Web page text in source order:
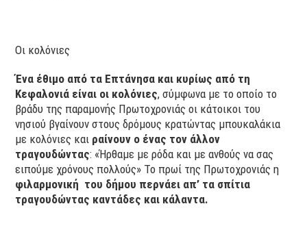
Οι κολόνιες
Ένα έθιμο από τα Επτάνησα και κυρίως από τη
Κεφαλονιά είναι οι κολόνιες, σύμφωνα με το οποίο το
βράδυ της παραμονής Πρωτοχρονιάς οι κάτοικοι του
νησιού βγαίνουν στους δρόμους κρατώντας μπουκαλάκια
με κολόνιες και ραίνουν ο ένας τον άλλον
τραγουδώντας: «Ήρθαμε με ρόδα και με ανθούς να σας
ειπούμε χρόνους πολλούς» Το πρωί της Πρωτοχρονιάς η
φιλαρμονική του δήμου περνάει απ’ τα σπίτια
τραγουδώντας καντάδες και κάλαντα.